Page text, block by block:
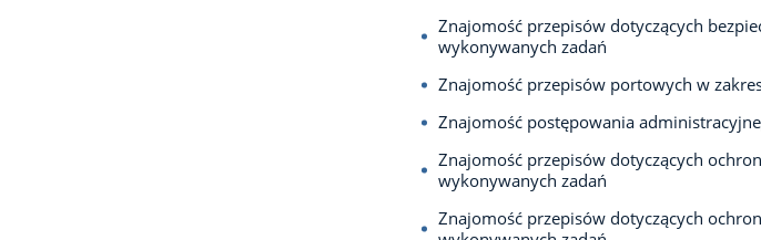
Znajomość przepisów dotyczących
wykonywanych zadań
Znajomość przepisów portowych w
Znajomość postępowania
Znajomość przepisów dotyczących
wykonywanych zadań
Znajomość przepisów dotyczących